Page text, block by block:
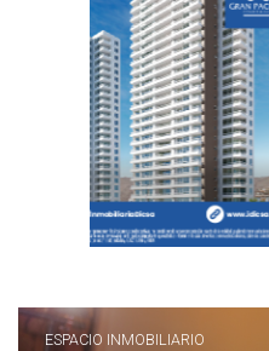
ESPACIO INMOBILIARIO